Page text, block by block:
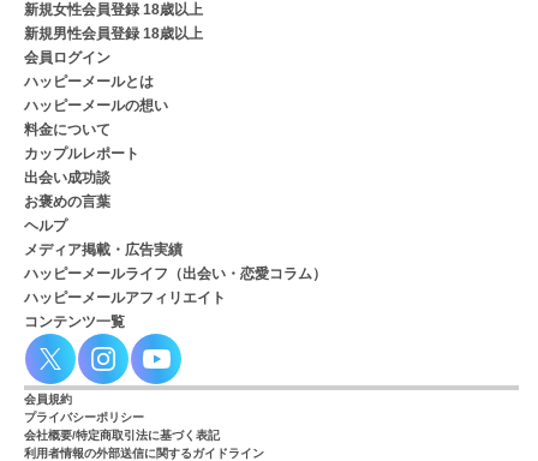
新規女性会員登録 18歳以上
新規男性会員登録 18歳以上
会員ログイン
ハッピーメールとは
ハッピーメールの想い
料金について
カップルレポート
出会い成功談
お褒めの言葉
ヘルプ
メディア掲載・広告実績
ハッピーメールライフ（出会い・恋愛コラム）
ハッピーメールアフィリエイト
コンテンツ一覧
会員規約
プライバシーポリシー
会社概要/特定商取引法に基づく表記
利用者情報の外部送信に関するガイドライン